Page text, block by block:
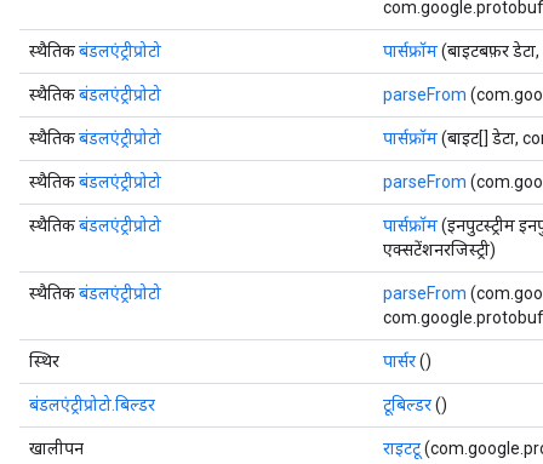
स्थैतिकबंडलएंट्रीप्रोटो पार्सफ्रॉम(बाइटबफ़र
स्थैतिकबंडलएंट्रीप्रोटो parseFrom
स्थैतिकबंडलएंट्रीप्रोटो पार्सफ्रॉम(बाइट[] डेटा,
स्थैतिकबंडलएंट्रीप्रोटो parseFrom
स्थैतिकबंडलएंट्रीप्रोटो पार्सफ्रॉम(इनपुटस्ट्रीम
एक्सटेंशनरजिस्ट्री)
स्थैतिकबंडलएंट्रीप्रोटो parseFrom
स्थिर पार्सर()
बंडलएंट्रीप्रोटो.बिल्डर टूबिल्डर()
खालीपन राइटटू